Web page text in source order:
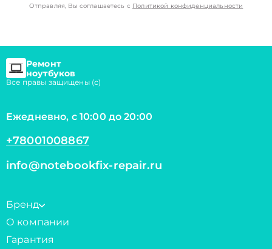
Отправляя, Вы соглашаетесь с Политикой конфиденциальности
Ремонт
ноутбуков
Все правы защищены (с)
Ежедневно, с 10:00 до 20:00
+78001008867
info@notebookfix-repair.ru
Бренд
О компании
Гарантия